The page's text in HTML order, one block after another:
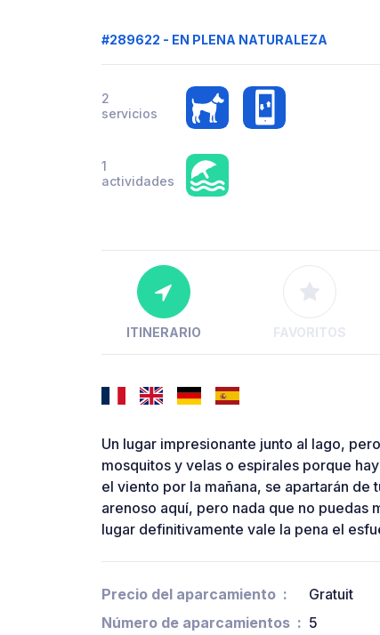
#289622 - EN PLENA NATURALEZA
2
servicios
1
actividades
ITINERARIO FAVORITOS
Un lugar impresionante junto al lago,
mosquitos y velas o espirales porque
el viento por la mañana, se apartarán de
arenoso aquí, pero nada que no puedas
lugar definitivamente vale la pena el
Precio del aparcamiento
Gratuit
Número de aparcamientos
5